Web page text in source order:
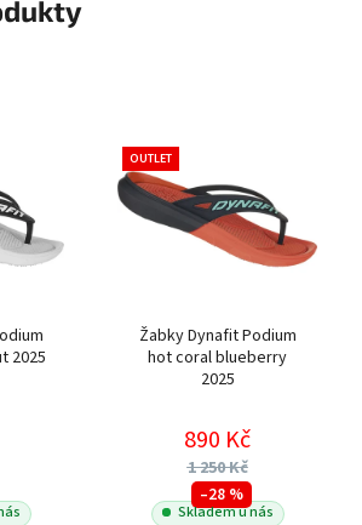
2025
OUTLET
Žabky Dynafit Podium
hot coral blueberry
2025
890 Kč
1 250 Kč
–28 %
Skladem u nás